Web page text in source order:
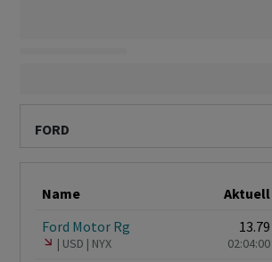
FORD
Name Aktuell
Ford Motor Rg
USD NYX
13.79
02:04:00